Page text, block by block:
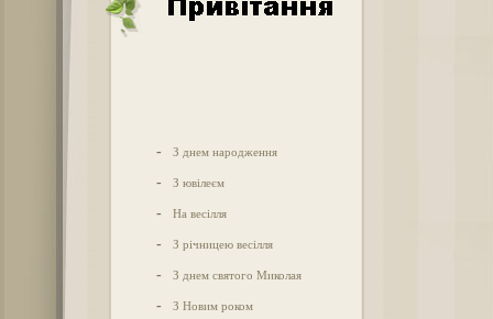
- З днем народження
- З ювілеєм
- На весілля
- З річницею весілля
- З днем святого Миколая
- З Новим роком